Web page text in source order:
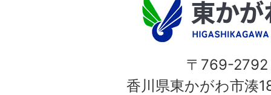
〒769-2792
香川県東かがわ市湊